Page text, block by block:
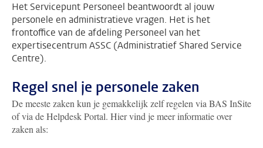
Het Servicepunt Personeel beantwoordt al jouw
personele en administratieve vragen. Het is het
frontoffice van de afdeling Personeel van het
expertisecentrum ASSC (Administratief Shared Service
Centre).
Regel snel je personele zaken
De meeste zaken kun je gemakkelijk zelf regelen via BAS InSite
of via de Helpdesk Portal. Hier vind je meer informatie over
zaken als: